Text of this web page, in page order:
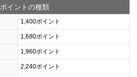
ポイントの種類
1,400ポイント
1,680ポイント
1,960ポイント
2,240ポイント